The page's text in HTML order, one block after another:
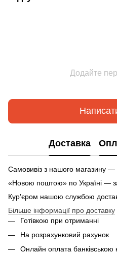
Додайте
Доставка
Самовивіз з нашого магазину —
«Новою поштою» по Україні —
Кур'єром нашою службою
Більше інформації про доставку
Готівкою при отриманні
На розрахунковий рахунок
Онлайн оплата банківською